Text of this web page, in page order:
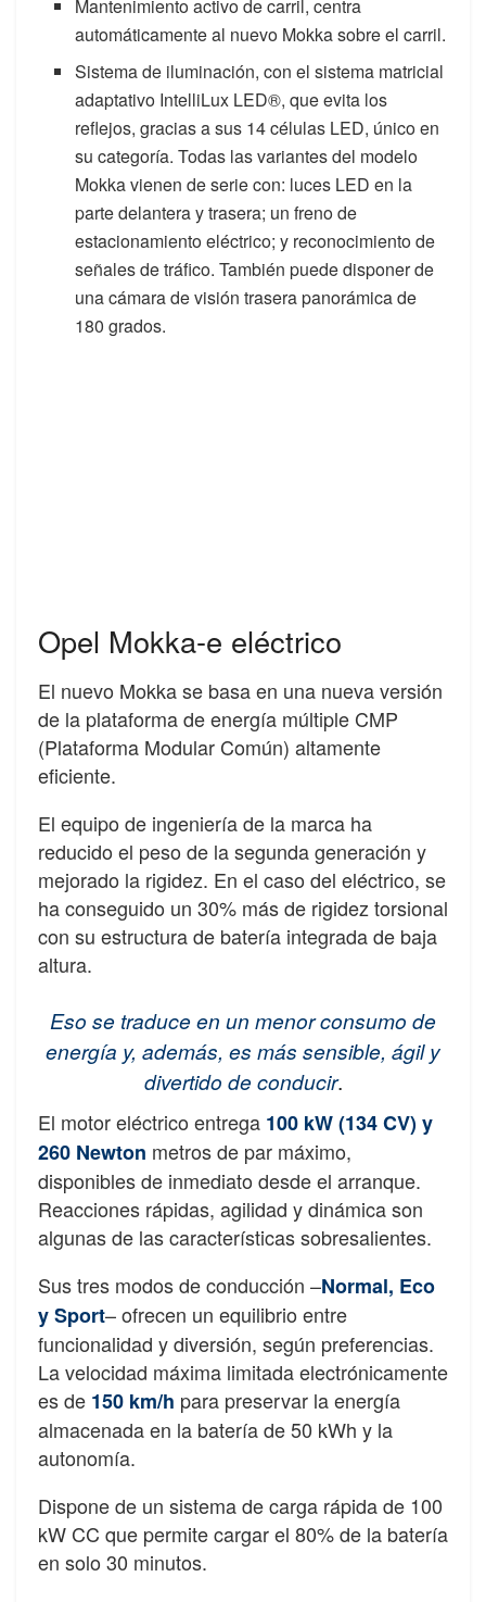
Mantenimiento activo de carril, centra
automáticamente al nuevo Mokka sobre el carril.
Sistema de iluminación, con el sistema matricial
adaptativo IntelliLux LED®, que evita los
reflejos, gracias a sus 14 células LED, único en
su categoría. Todas las variantes del modelo
Mokka vienen de serie con: luces LED en la
parte delantera y trasera; un freno de
estacionamiento eléctrico; y reconocimiento de
señales de tráfico. También puede disponer de
una cámara de visión trasera panorámica de
180 grados.
Opel Mokka-e eléctrico
El nuevo Mokka se basa en una nueva versión
de la plataforma de energía múltiple CMP
(Plataforma Modular Común) altamente
eficiente.
El equipo de ingeniería de la marca ha
reducido el peso de la segunda generación y
mejorado la rigidez. En el caso del eléctrico, se
ha conseguido un 30% más de rigidez torsional
con su estructura de batería integrada de baja
altura.
Eso se traduce en un menor consumo de
energía y, además, es más sensible, ágil y
divertido de conducir.
El motor eléctrico entrega 100 kW (134 CV) y
260 Newton metros de par máximo,
disponibles de inmediato desde el arranque.
Reacciones rápidas, agilidad y dinámica son
algunas de las características sobresalientes.
Sus tres modos de conducción –Normal, Eco
y Sport– ofrecen un equilibrio entre
funcionalidad y diversión, según preferencias.
La velocidad máxima limitada electrónicamente
es de 150 km/h para preservar la energía
almacenada en la batería de 50 kWh y la
autonomía.
Dispone de un sistema de carga rápida de 100
kW CC que permite cargar el 80% de la batería
en solo 30 minutos.